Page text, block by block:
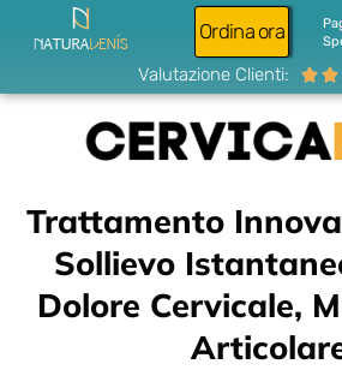
Ordina ora
Valutazione Clienti:  
Trattamento
Sollievo
Dolore Cervicale,